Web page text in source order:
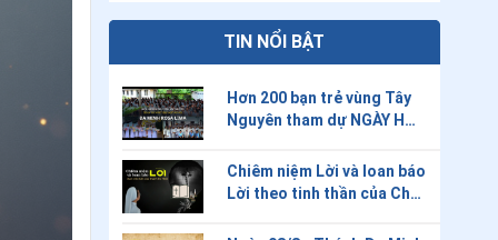
Ngày 31/7 - Thánh Emmanuel Lê
Văn Phụng
9.Ngày 30/7 - Thánh Phêrô KIm
Ngôn
10.Ngày 29/7 - Thánh nữ Matta
TIN NỔI BẬT
Hơn 200 bạn trẻ vùng Tây
Nguyên tham dự NGÀY HỌP
ROSA LIMA
Chiêm niệm Lời và loan báo
Lời theo tinh thần của Cha